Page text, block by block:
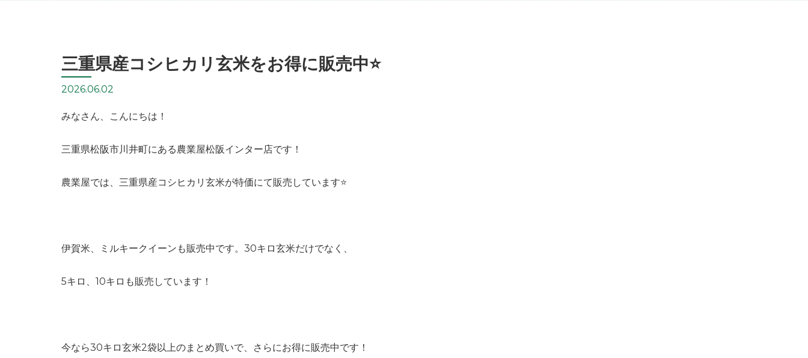
三重県産コシヒカリ玄米をお得に販売中⭐️
2026.06.02
みなさん、こんにちは！
三重県松阪市川井町にある農業屋松阪インター店です！
農業屋では、三重県産コシヒカリ玄米が特価にて販売しています⭐️
伊賀米、ミルキークイーンも販売中です。30キロ玄米だけでなく、
5キロ、10キロも販売しています！
今なら30キロ玄米2袋以上のまとめ買いで、さらにお得に販売中です！